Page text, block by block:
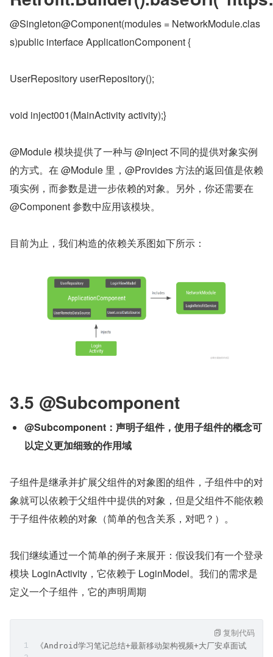
@Singleton@Component(modules = NetworkModule.clas
s)public interface ApplicationComponent {
UserRepository userRepository();
void inject001(MainActivity activity);}
@Module 模块提供了一种与 @Inject 不同的提供对象实例
的方式。在 @Module 里，@Provides 方法的返回值是依赖
项实例，而参数是进一步依赖的对象。另外，你还需要在
@Component 参数中应用该模块。
目前为止，我们构造的依赖关系图如下所示：
3.5 @Subcomponent
@Subcomponent：声明子组件，使用子组件的概念可
以定义更加细致的作用域
子组件是继承并扩展父组件的对象图的组件，子组件中的对
象就可以依赖于父组件中提供的对象，但是父组件不能依赖
于子组件依赖的对象（简单的包含关系，对吧？）。
我们继续通过一个简单的例子来展开：假设我们有一个登录
模块 LoginActivity，它依赖于 LoginModel。我们的需求是
定义一个子组件，它的声明周期
《Android学习笔记总结+最新移动架构视频+大厂安卓面试真题+
复制代码